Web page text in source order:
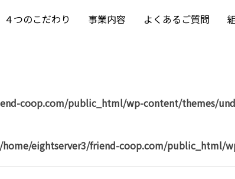
４つのこだわり 事業内容 よくあるご質問
coop.com/public_html/wp-content/themes/
/home/eightserver3/friend-coop.com/public_html/